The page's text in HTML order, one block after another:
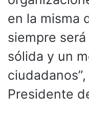
en la misma
siempre
sólida y un
Presidente